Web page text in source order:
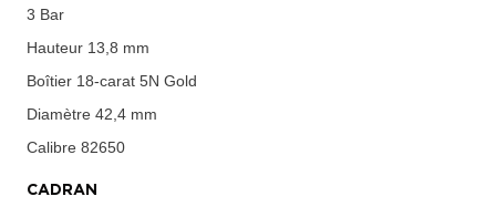
3 Bar
Hauteur 13,8 mm
Boîtier 18-carat 5N Gold
Diamètre 42,4 mm
Calibre 82650
CADRAN